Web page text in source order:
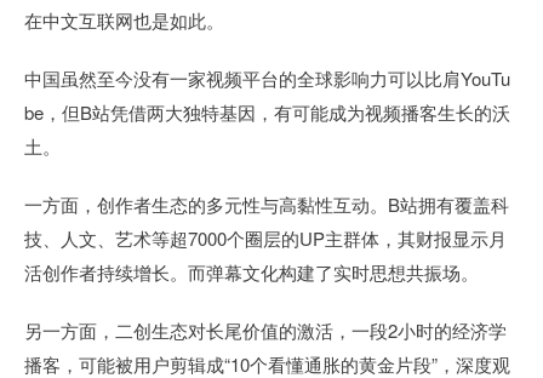
在中文互联网也是如此。
中国虽然至今没有一家视频平台的全球影响力可以比肩YouTu
be，但B站凭借两大独特基因，有可能成为视频播客生长的沃
土。
一方面，创作者生态的多元性与高黏性互动。B站拥有覆盖科
技、人文、艺术等超7000个圈层的UP主群体，其财报显示月
活创作者持续增长。而弹幕文化构建了实时思想共振场。
另一方面，二创生态对长尾价值的激活，一段2小时的经济学
播客，可能被用户剪辑成“10个看懂通胀的黄金片段”，深度观